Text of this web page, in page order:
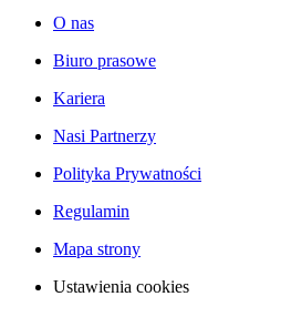
O nas
Biuro prasowe
Kariera
Nasi Partnerzy
Polityka Prywatności
Regulamin
Mapa strony
Ustawienia cookies